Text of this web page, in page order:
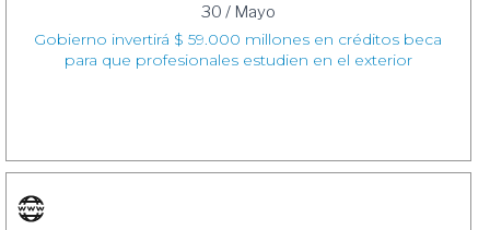
30 / Mayo
Gobierno invertirá $ 59.000 millones en créditos beca
para que profesionales estudien en el exterior